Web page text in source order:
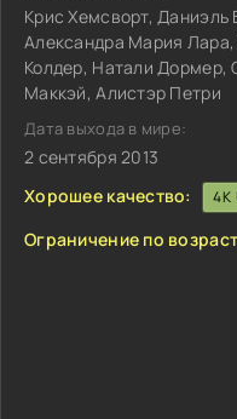
Крис Хемсворт, Даниэль
Александра Мария
Колдер, Натали Дормер,
Маккэй, Алистэр Петри
Дата выхода в мире:
2 сентября 2013
Хорошее качество:
4K
Ограничение по